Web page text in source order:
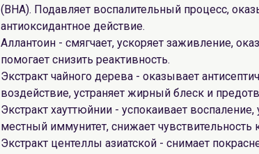
(BHA). Подавляет воспалительный процесс,
антиоксидантное действие.
Аллантоин - смягчает, ускоряет заживление,
помогает снизить реактивность.
Экстракт чайного дерева - оказывает
воздействие, устраняет жирный блеск и
Экстракт хауттюйнии - успокаивает
местный иммунитет, снижает
Экстракт центеллы азиатской - снимает